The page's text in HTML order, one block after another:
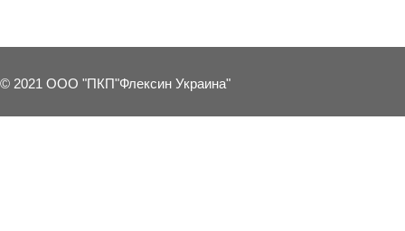
© 2021 ООО "ПКП"Флексин Украина"